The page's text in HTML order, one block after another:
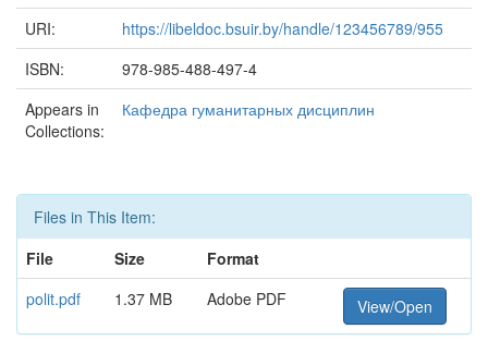
URI:
https://libeldoc.bsuir.by/handle/123456789/955
ISBN:
978-985-488-497-4
Appears in
Collections:
Кафедра гуманитарных дисциплин
Files in This Item:
File
Size
Format
polit.pdf
1.37 MB Adobe PDF View/Open